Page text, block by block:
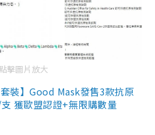
點擊圖片放大
裝】Good Mask發售3款抗原
獲歐盟認證+無限購數量